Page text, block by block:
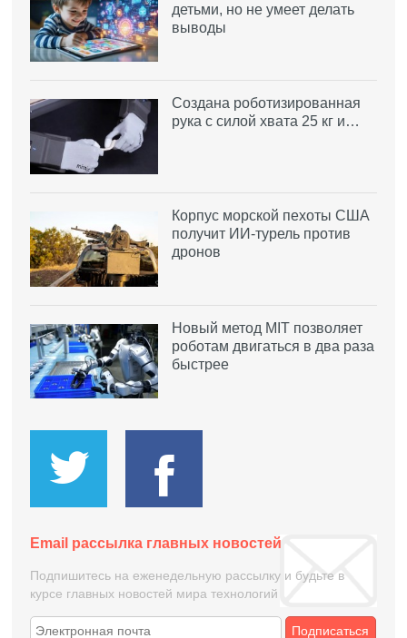
детьми, но не умеет делать
выводы
Создана роботизированная
рука с силой хвата 25 кг и…
Корпус морской пехоты США
получит ИИ-турель против
дронов
Новый метод MIT позволяет
роботам двигаться в два раза
быстрее
Email рассылка главных новостей
Подпишитесь на еженедельную рассылку и будьте в
курсе главных новостей мира технологий
Подписаться